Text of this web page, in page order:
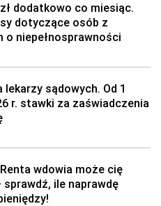
dodatkowo co miesiąc.
dotyczące osób z
o niepełnosprawności
lekarzy sądowych. Od 1
r. stawki za zaświadczenia
Renta wdowia może cię
ile naprawdę